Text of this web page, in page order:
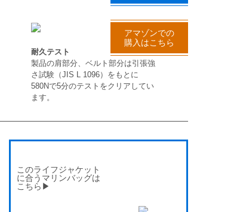
アマゾンでの
購入はこちら
耐久テスト
製品の肩部分、ベルト部分は引張強
さ試験（JIS L 1096）をもとに
580Nで5分のテストをクリアしてい
ます。
このライフジャケット
に合うマリンバッグは
こちら▶